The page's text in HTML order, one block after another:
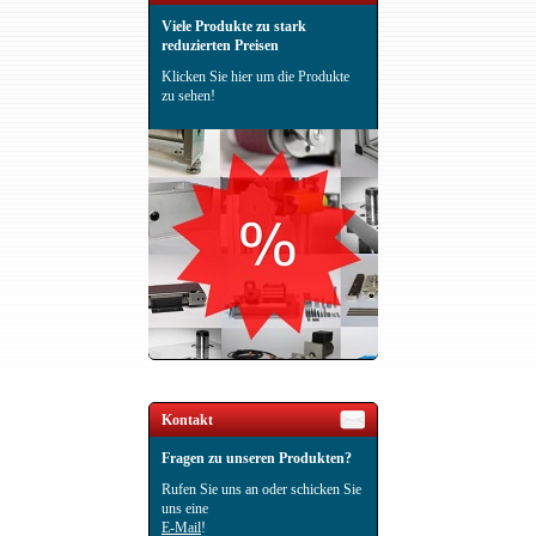
Viele Produkte zu stark
reduzierten Preisen
Klicken Sie hier um die Produkte
zu sehen!
Kontakt
Fragen zu unseren Produkten?
Rufen Sie uns an oder schicken Sie
uns eine
E-Mail!